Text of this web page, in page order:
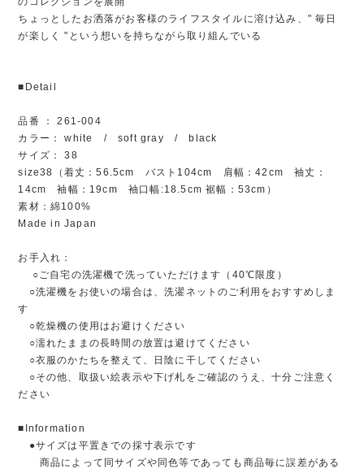
ちょっとしたお洒落がお客様のライフスタイルに溶け込み、" 毎日
が楽しく "という想いを持ちながら取り組んでいる
■Detail
品番 ： 261-004
カラー： white / soft gray / black
サイズ： 38
size38（着丈：56.5cm バスト104cm 肩幅：42cm 袖丈：
14cm 袖幅：19cm 袖口幅:18.5cm 裾幅：53cm）
素材：綿100%
Made in Japan
お手入れ：
○ご自宅の洗濯機で洗っていただけます（40℃限度）
○洗濯機をお使いの場合は、洗濯ネットのご利用をおすすめしま
す
○乾燥機の使用はお避けください
○濡れたままの長時間の放置は避けてください
○衣服のかたちを整えて、日陰に干してください
○その他、取扱い絵表示や下げ札をご確認のうえ、十分ご注意く
ださい
■Information
●サイズは平置きでの採寸表示です
商品によって同サイズや同色等であっても商品毎に誤差がある